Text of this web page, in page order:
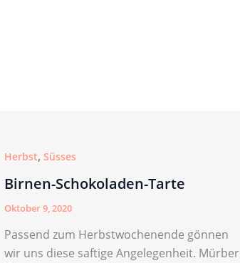
Herbst, Süsses
Birnen-Schokoladen-Tarte
Oktober 9, 2020
Passend zum Herbstwochenende gönnen
wir uns diese saftige Angelegenheit. Mürber